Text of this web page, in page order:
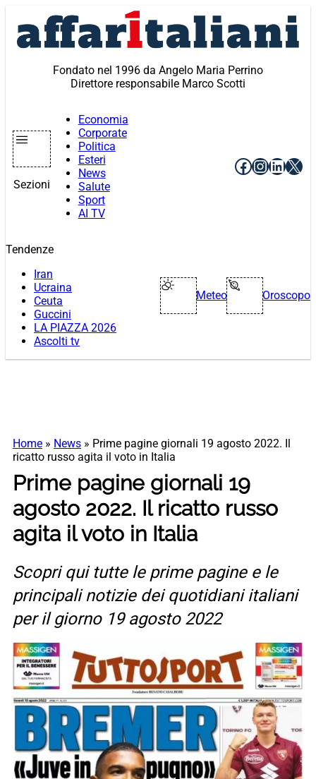
contenuto
Fondato nel 1996 da Angelo Maria Perrino
Direttore responsabile Marco Scotti
Sezioni
Economia
Corporate
Politica
Esteri
News
Salute
Sport
AI TV
Facebook
X
Tendenze
Iran
Ucraina
Ceuta
Guccini
LA PIAZZA 2026
Ascolti tv
Meteo Oroscopo
Home » News » Prime pagine giornali 19 agosto 2022. Il
ricatto russo agita il voto in Italia
Prime pagine giornali 19
agosto 2022. Il ricatto russo
agita il voto in Italia
Scopri qui tutte le prime pagine e le
principali notizie dei quotidiani italiani
per il giorno 19 agosto 2022